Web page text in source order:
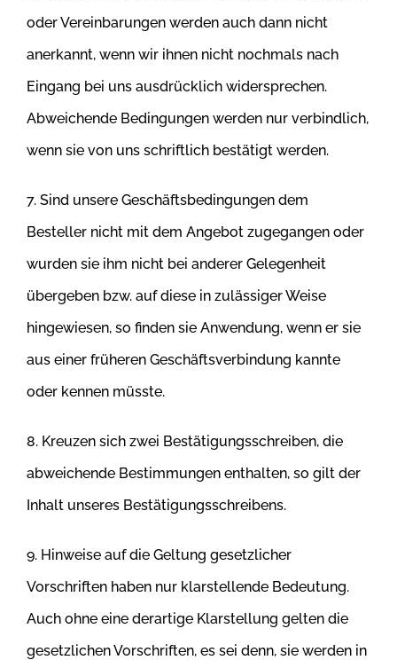
oder Vereinbarungen werden auch dann nicht
anerkannt, wenn wir ihnen nicht nochmals nach
Eingang bei uns ausdrücklich widersprechen.
Abweichende Bedingungen werden nur verbindlich,
wenn sie von uns schriftlich bestätigt werden.
7. Sind unsere Geschäftsbedingungen dem
Besteller nicht mit dem Angebot zugegangen oder
wurden sie ihm nicht bei anderer Gelegenheit
übergeben bzw. auf diese in zulässiger Weise
hingewiesen, so finden sie Anwendung, wenn er sie
aus einer früheren Geschäftsverbindung kannte
oder kennen müsste.
8. Kreuzen sich zwei Bestätigungsschreiben, die
abweichende Bestimmungen enthalten, so gilt der
Inhalt unseres Bestätigungsschreibens.
9. Hinweise auf die Geltung gesetzlicher
Vorschriften haben nur klarstellende Bedeutung.
Auch ohne eine derartige Klarstellung gelten die
gesetzlichen Vorschriften, es sei denn, sie werden in